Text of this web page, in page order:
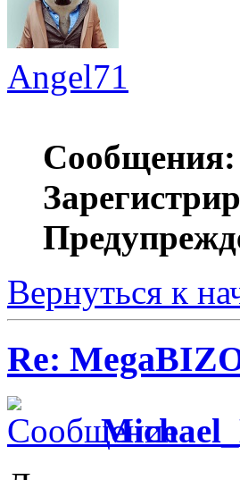
Angel71
Сообщения:
Вернуться к
Re: